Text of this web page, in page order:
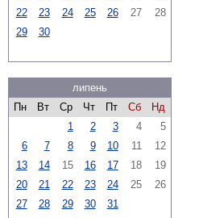
22
23 24 25 26 27
28
29
30
липень
Пн
Вт Ср Чт Пт Сб
Нд
1
2 3 4
5
6
7 8 9 10 11
12
13
14 15 16 17 18
19
20
21 22 23 24 25
26
27
28 29 30 31